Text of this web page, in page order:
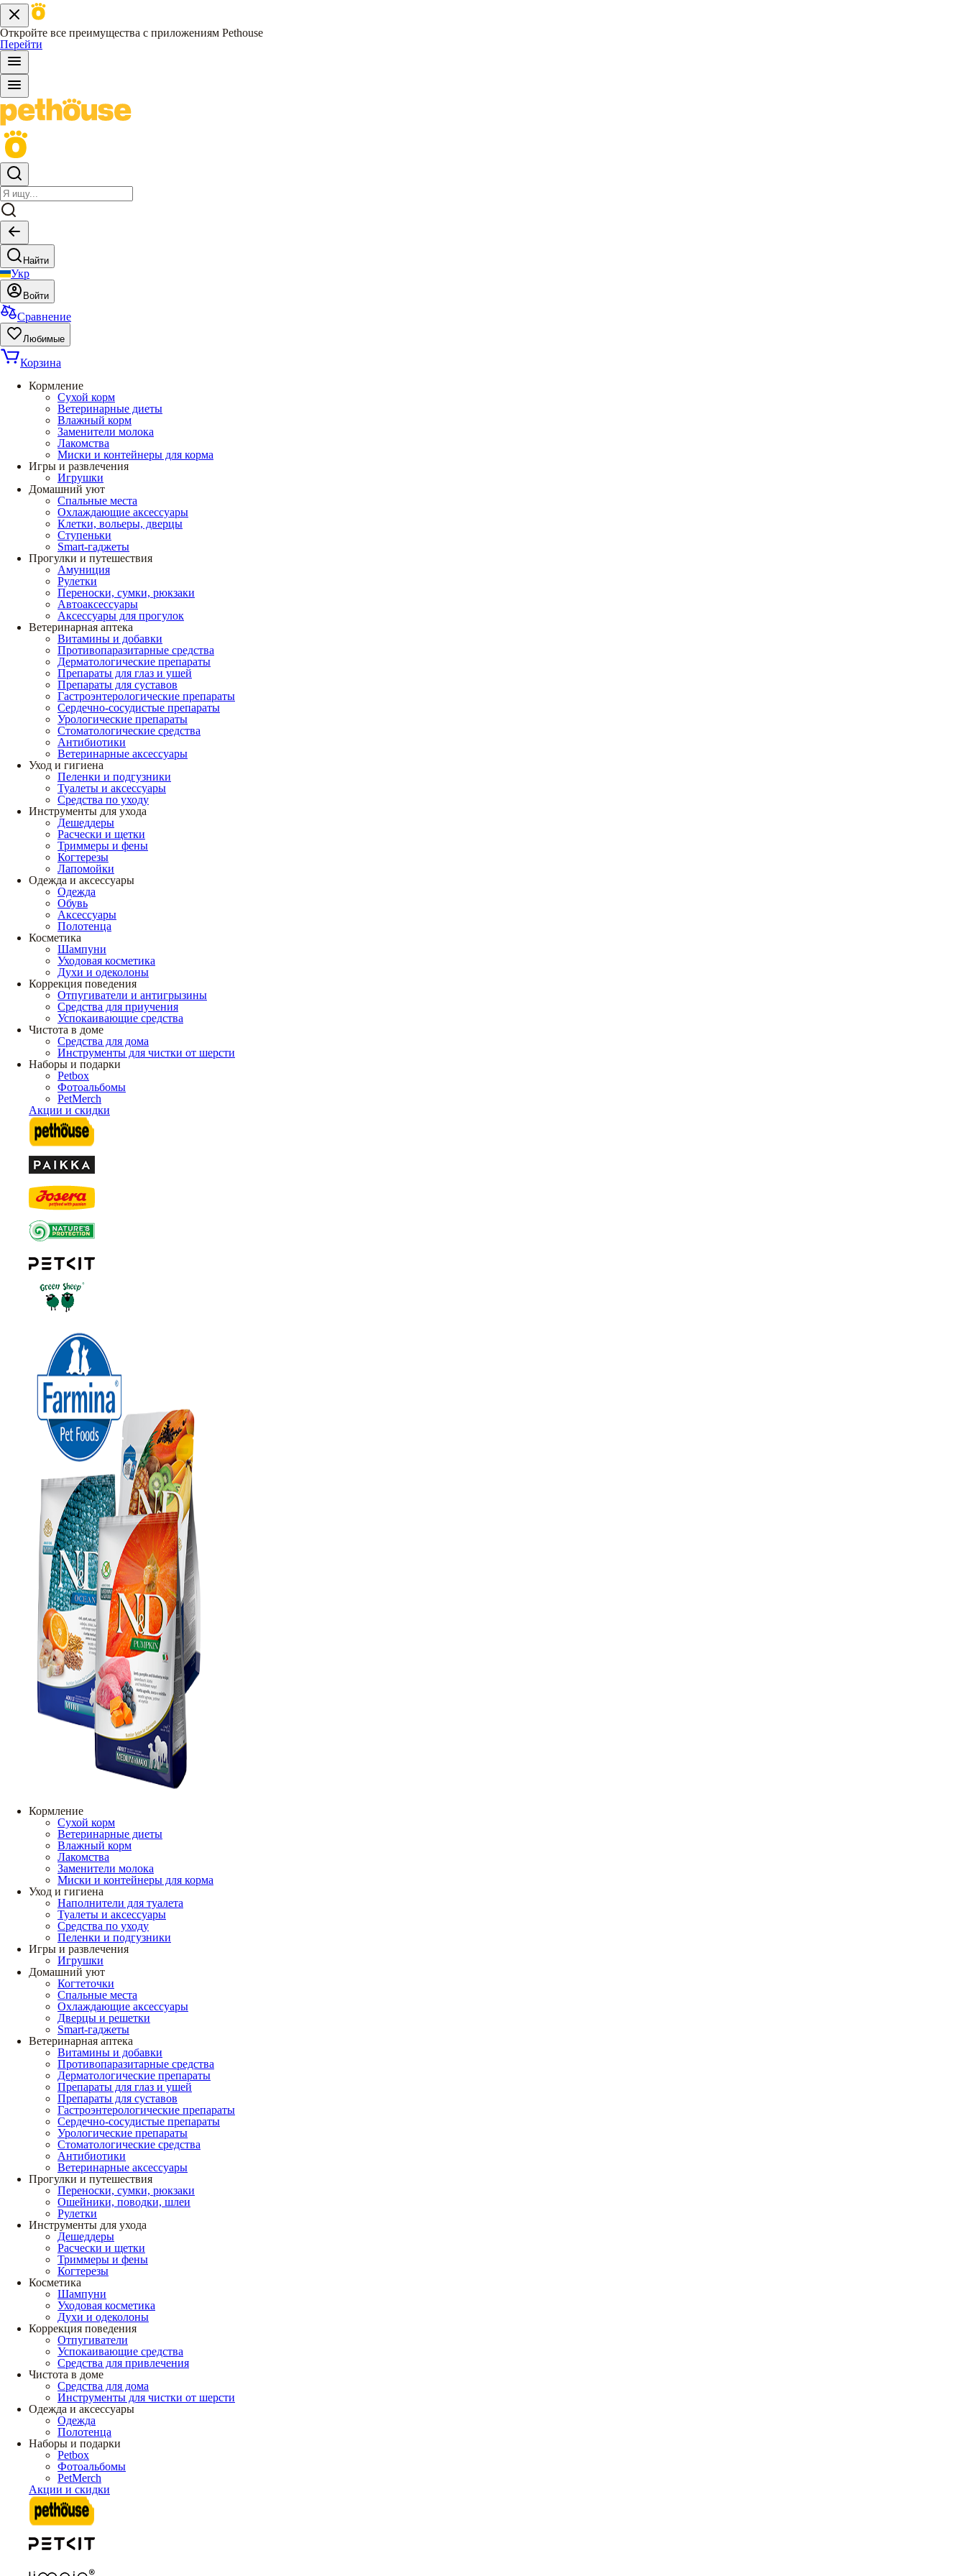
Откройте все преимущества с приложениям Pethouse
Перейти
Найти
Укр
Войти
Сравнение
Любимые
Корзина
Кормление
Сухой корм
Ветеринарные диеты
Влажный корм
Заменители молока
Лакомства
Миски и контейнеры для корма
Игры и развлечения
Игрушки
Домашний уют
Спальные места
Охлаждающие аксессуары
Клетки, вольеры, дверцы
Ступеньки
Smart-гаджеты
Прогулки и путешествия
Амуниция
Рулетки
Переноски, сумки, рюкзаки
Автоаксессуары
Аксессуары для прогулок
Ветеринарная аптека
Витамины и добавки
Противопаразитарные средства
Дерматологические препараты
Препараты для глаз и ушей
Препараты для суставов
Гастроэнтерологические препараты
Сердечно-сосудистые препараты
Урологические препараты
Стоматологические средства
Антибиотики
Ветеринарные аксессуары
Уход и гигиена
Пеленки и подгузники
Туалеты и аксессуары
Средства по уходу
Инструменты для ухода
Дешеддеры
Расчески и щетки
Триммеры и фены
Когтерезы
Лапомойки
Одежда и аксессуары
Одежда
Обувь
Аксессуары
Полотенца
Косметика
Шампуни
Уходовая косметика
Духи и одеколоны
Коррекция поведения
Отпугиватели и антигрызины
Средства для приучения
Успокаивающие средства
Чистота в доме
Средства для дома
Инструменты для чистки от шерсти
Наборы и подарки
Petbox
Фотоальбомы
PetMerch
Акции и скидки
Кормление
Сухой корм
Ветеринарные диеты
Влажный корм
Лакомства
Заменители молока
Миски и контейнеры для корма
Уход и гигиена
Наполнители для туалета
Туалеты и аксессуары
Средства по уходу
Пеленки и подгузники
Игры и развлечения
Игрушки
Домашний уют
Когтеточки
Спальные места
Охлаждающие аксессуары
Дверцы и решетки
Smart-гаджеты
Ветеринарная аптека
Витамины и добавки
Противопаразитарные средства
Дерматологические препараты
Препараты для глаз и ушей
Препараты для суставов
Гастроэнтерологические препараты
Сердечно-сосудистые препараты
Урологические препараты
Стоматологические средства
Антибиотики
Ветеринарные аксессуары
Прогулки и путешествия
Переноски, сумки, рюкзаки
Ошейники, поводки, шлеи
Рулетки
Инструменты для ухода
Дешеддеры
Расчески и щетки
Триммеры и фены
Когтерезы
Косметика
Шампуни
Уходовая косметика
Духи и одеколоны
Коррекция поведения
Отпугиватели
Успокаивающие средства
Средства для привлечения
Чистота в доме
Средства для дома
Инструменты для чистки от шерсти
Одежда и аксессуары
Одежда
Полотенца
Наборы и подарки
Petbox
Фотоальбомы
PetMerch
Акции и скидки